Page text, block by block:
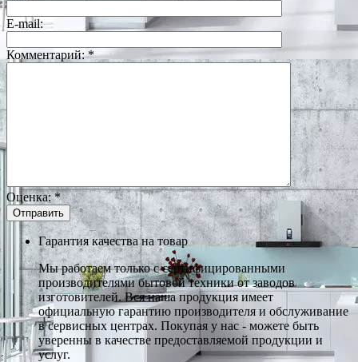
E-mail:
Комментарий:*
Оценка:*
Гарантия качества на товар
Мы работаем только с сертифицированными
производителями бытовой техники от заводов
изготовителей. Вся наша продукция имеет
официальную гарантию производителя и обслуживание
в сервисных центрах. Покупая у нас - можете быть
уверенны в качестве предоставляемой продукции и
услуг.